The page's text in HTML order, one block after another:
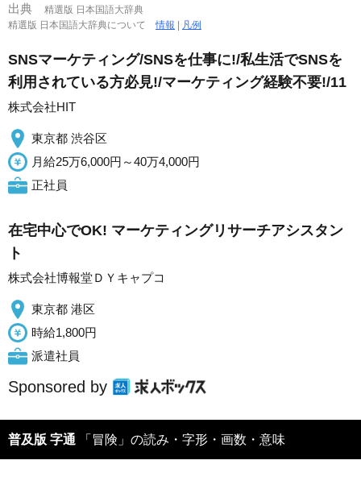
出典
精選版 日本国語大辞典
精選版 日本国語大辞典について情報 | 凡例
SNSマーケティング/SNSを仕事に!/私生活でSNSを
利用されている方必見!/マーケティング経験不要!/11
株式会社HIT
東京都 渋谷区
月給25万6,000円～40万4,000円
正社員
在宅中心でOK! マーケティングリサーチアシスタン
ト
株式会社博報堂ＤＹキャプコ
東京都 港区
時給1,800円
派遣社員
Sponsored by
普及版 字通 「冒険」の読み・字形・画数・意味